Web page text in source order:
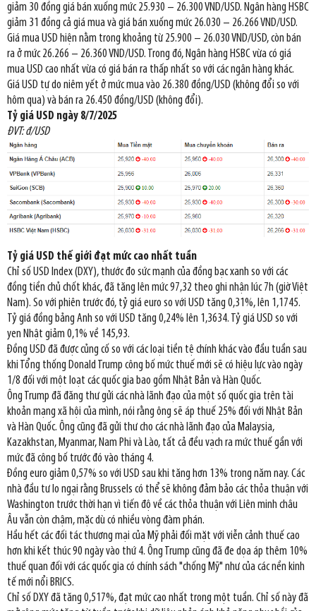
giảm 30 đồng giá bán xuống mức 25.930 – 26.300 VND/USD. Ngân hàng HSBC
giảm 31 đồng cả giá mua và giá bán xuống mức 26.030 – 26.266 VND/USD.
Giá mua USD hiện nằm trong khoảng từ 25.900 – 26.030 VND/USD, còn bán
ra ở mức 26.266 – 26.360 VND/USD. Trong đó, Ngân hàng HSBC vừa có giá
mua USD cao nhất vừa có giá bán ra thấp nhất so với các ngân hàng khác.
Giá USD tự do niêm yết ở mức mua vào 26.380 đồng/USD (không đổi so với
hôm qua) và bán ra 26.450 đồng/USD (không đổi).
Tỷ giá USD ngày 8/7/2025
ĐVT: đ/USD
Tỷ giá USD thế giới đạt mức cao nhất tuần
Chỉ số USD Index (DXY), thước đo sức mạnh của đồng bạc xanh so với các
đồng tiền chủ chốt khác, đã tăng lên mức 97,32 theo ghi nhận lúc 7h (giờ Việt
Nam). So với phiên trước đó, tỷ giá euro so với USD tăng 0,31%, lên 1,1745.
Tỷ giá đồng bảng Anh so với USD tăng 0,24% lên 1,3634. Tỷ giá USD so với
yen Nhật giảm 0,1% về 145,93.
Đồng USD đã được củng cố so với các loại tiền tệ chính khác vào đầu tuần sau
khi Tổng thống Donald Trump công bố mức thuế mới sẽ có hiệu lực vào ngày
1/8 đối với một loạt các quốc gia bao gồm Nhật Bản và Hàn Quốc.
Ông Trump đã đăng thư gửi các nhà lãnh đạo của một số quốc gia trên tài
khoản mạng xã hội của mình, nói rằng ông sẽ áp thuế 25% đối với Nhật Bản
và Hàn Quốc. Ông cũng đã gửi thư cho các nhà lãnh đạo của Malaysia,
Kazakhstan, Myanmar, Nam Phi và Lào, tất cả đều vạch ra mức thuế gần với
mức đã công bố trước đó vào tháng 4.
Đồng euro giảm 0,57% so với USD sau khi tăng hơn 13% trong năm nay. Các
nhà đầu tư lo ngại rằng Brussels có thể sẽ không đảm bảo các thỏa thuận với
Washington trước thời hạn vì tiến độ về các thỏa thuận với Liên minh châu
Âu vẫn còn chậm, mặc dù có nhiều vòng đàm phán.
Hầu hết các đối tác thương mại của Mỹ phải đối mặt với viễn cảnh thuế cao
hơn khi kết thúc 90 ngày vào thứ 4. Ông Trump cũng đã đe dọa áp thêm 10%
thuế quan đối với các quốc gia có chính sách "chống Mỹ" như của các nền kinh
tế mới nổi BRICS.
Chỉ số DXY đã tăng 0,517%, đạt mức cao nhất trong một tuần. Chỉ số này đã